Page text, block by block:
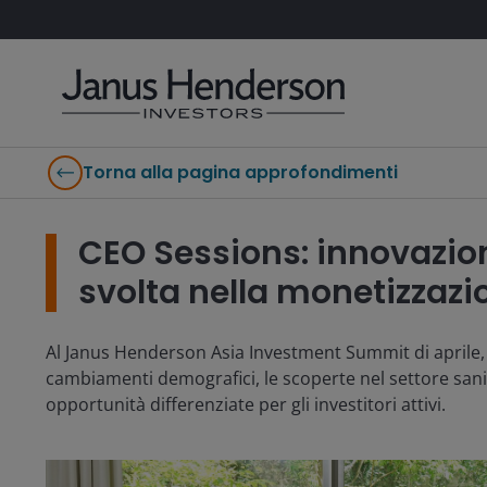
Torna alla pagina approfondimenti
CEO Sessions:
svolta nella
Al Janus Henderson Asia Investment Summit di
cambiamenti demografici, le scoperte nel settore
opportunità differenziate per gli investitori attivi.